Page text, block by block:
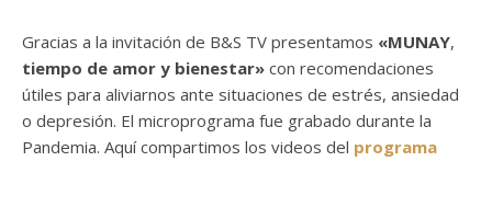
Gracias a la invitación de B&S TV presentamos «MUNAY,
tiempo de amor y bienestar» con recomendaciones
útiles para aliviarnos ante situaciones de estrés, ansiedad
o depresión. El microprograma fue grabado durante la
Pandemia. Aquí compartimos los videos del programa